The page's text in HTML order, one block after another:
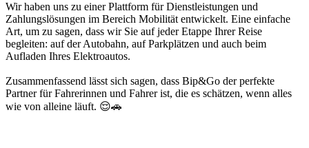
Wir haben uns zu einer Plattform für Dienstleistungen und
Zahlungslösungen im Bereich Mobilität entwickelt. Eine einfache
Art, um zu sagen, dass wir Sie auf jeder Etappe Ihrer Reise
begleiten: auf der Autobahn, auf Parkplätzen und auch beim
Aufladen Ihres Elektroautos.
Zusammenfassend lässt sich sagen, dass Bip&Go der perfekte
Partner für Fahrerinnen und Fahrer ist, die es schätzen, wenn alles
wie von alleine läuft. 😌🚗